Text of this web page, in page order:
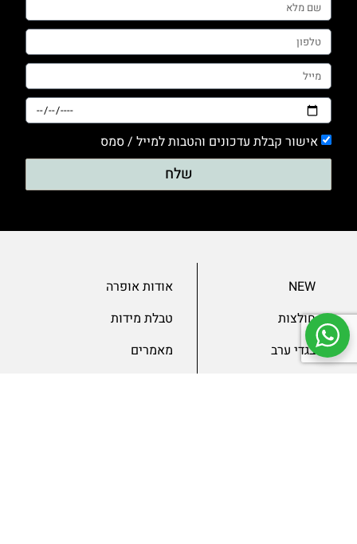
אישור קבלת עדכונים והטבות למייל / סמס
שלח
NEW
חולצות
בגדי ערב
אודות אופרה
טבלת מידות
מאמרים